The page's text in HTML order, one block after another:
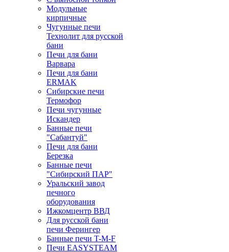
Модульные
кирпичные
Чугунные печи
Технолит для русской
бани
Печи для бани
Варвара
Печи для бани
ERMAK
Сибирские печи
Термофор
Печи чугунные
Искандер
Банные печи
"Сабантуй"
Печи для бани
Березка
Банные печи
"Сибирский ПАР"
Уральский завод
печного
оборудования
Ижкомцентр ВВД
Для русской бани
печи Ферингер
Банные печи T-M-F
Печи EASYSTEAM